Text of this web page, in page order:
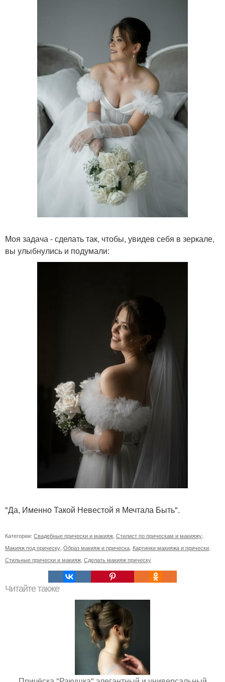
Моя задача - сделать так, чтобы, увидев себя в зеркале,
вы улыбнулись и подумали:
"Да, Именно Такой Невестой я Мечтала Быть".
Категории: Свадебные прически и макияж Стилист по прическам и макияжу
Макияж под прическу Образ макияж и прическа Картинки макияжа и прически
Стильные прически и макияж Сделать макияж прическу
Читайте также